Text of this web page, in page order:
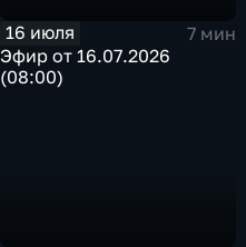
16 июля
7 мин
Эфир от 16.07.2026
(08:00)